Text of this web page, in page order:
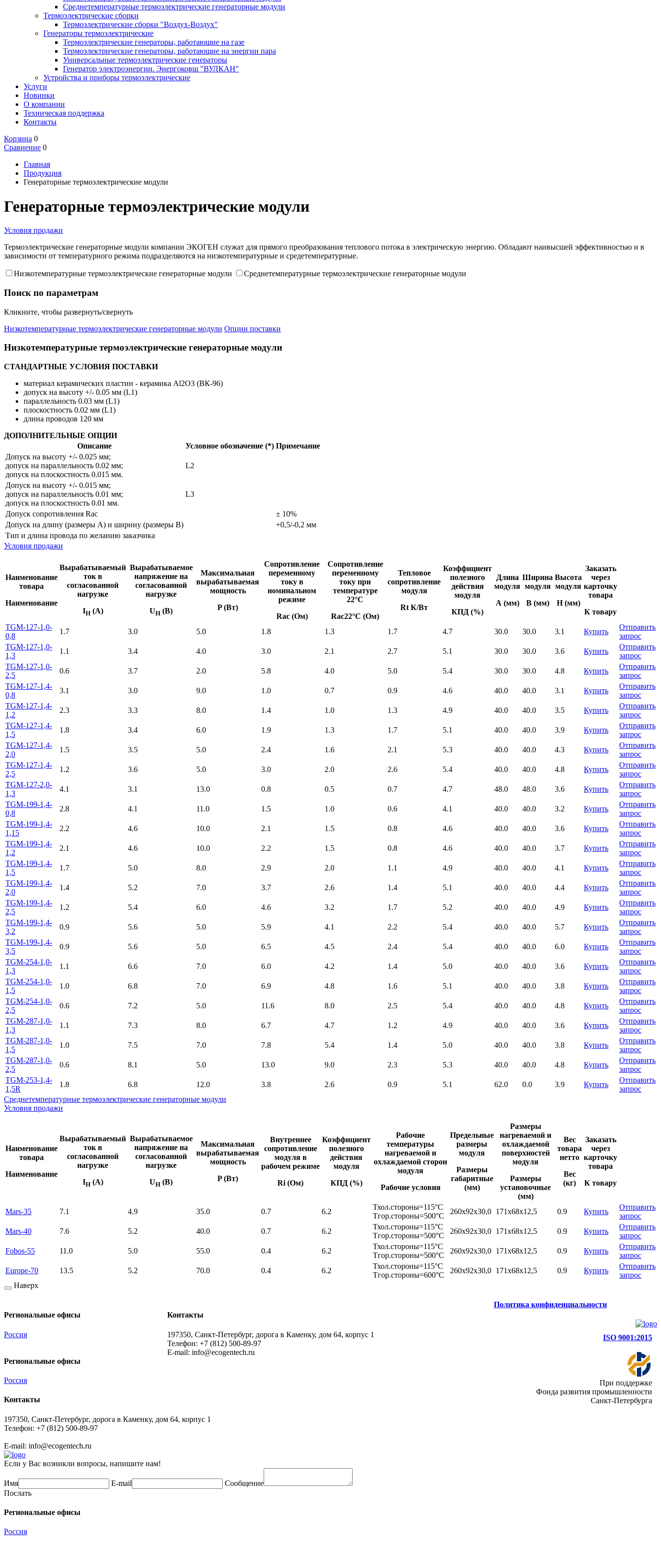
Среднетемпературные термоэлектрические генераторные модули
Термоэлектрические сборки
Термоэлектрические сборки "Воздух-Воздух"
Генераторы термоэлектрические
Термоэлектрические генераторы, работающие на газе
Термоэлектрические генераторы, работающие на энергии пара
Универсальные термоэлектрические генераторы
Генератор электроэнергии. Энергоковш "ВУЛКАН"
Устройства и приборы термоэлектрические
Услуги
Новинки
О компании
Техническая поддержка
Контакты
Корзина 0
Сравнение 0
Главная
Продукция
Генераторные термоэлектрические модули
Генераторные термоэлектрические модули
Условия продажи
Термоэлектрические генераторные модули компании ЭКОГЕН служат для прямого преобразования теплового потока в электрическую энергию. Обладают наивысшей эффективностью и в
зависимости от температурного режима подразделяются на низкотемпературные и средетемпературные.
Низкотемпературные термоэлектрические генераторные модули Среднетемпературные термоэлектрические генераторные модули
Поиск по параметрам
Кликните, чтобы развернуть/свернуть
Низкотемпературные термоэлектрические генераторные модули Опции поставки
Низкотемпературные термоэлектрические генераторные модули
СТАНДАРТНЫЕ УСЛОВИЯ ПОСТАВКИ
материал керамических пластин - керамика Al2O3 (ВК-96)
допуск на высоту +/- 0.05 мм (L1)
параллельность 0.03 мм (L1)
плоскостность 0.02 мм (L1)
длина проводов 120 мм
ДОПОЛНИТЕЛЬНЫЕ ОПЦИИ
Описание
Условное обозначение (*) Примечание
Допуск на высоту +/- 0.025 мм;
допуск на параллельность 0.02 мм;
допуск на плоскостность 0.015 мм.
L2
Допуск на высоту +/- 0.015 мм;
допуск на параллельность 0.01 мм;
допуск на плоскостность 0.01 мм.
L3
Допуск сопротивления Rac ± 10%
Допуск на длину (размеры А) и ширину (размеры В)
+0,5/-0,2 мм
Тип и длина провода по желанию заказчика
Условия продажи
Наименование
товара
Наименование
Вырабатываемый
ток в
согласованной
нагрузке
IН(A)
Вырабатываемое
напряжение на
согласованной
нагрузке
UН (В)
Максимальная
вырабатываемая
мощность
P (Вт)
Сопротивление
переменному
току в
номинальном
режиме
Rac (Ом)
Сопротивление
переменному
току при
температуре
22°С
Rас22°С (Ом)
Тепловое
сопротивление
модуля
Rt К/Вт
Коэффициент
полезного
действия
модуля
КПД (%)
Длина
модуля
А (мм)
Ширина
модуля
B (мм)
Высота
модуля
H (мм)
Заказать
через
карточку
товара
К товару
TGM-127-1,0-
0,8
1.7 3.0 5.0 1.8 1.3 1.7 4.7 30.0 30.0 3.1 Купить
Отправить
запрос
TGM-127-1,0-
1,3
1.1 3.4 4.0 3.0 2.1 2.7 5.1 30.0 30.0 3.6 Купить
Отправить
запрос
TGM-127-1,0-
2,5
0.6 3.7 2.0 5.8 4.0 5.0 5.4 30.0 30.0 4.8 Купить
Отправить
запрос
TGM-127-1,4-
0,8
3.1 3.0 9.0 1.0 0.7 0.9 4.6 40.0 40.0 3.1 Купить
Отправить
запрос
TGM-127-1,4-
1,2
2.3 3.3 8.0 1.4 1.0 1.3 4.9 40.0 40.0 3.5 Купить
Отправить
запрос
TGM-127-1,4-
1,5
1.8 3.4 6.0 1.9 1.3 1.7 5.1 40.0 40.0 3.9 Купить
Отправить
запрос
TGM-127-1,4-
2,0
1.5 3.5 5.0 2.4 1.6 2.1 5.3 40.0 40.0 4.3 Купить
Отправить
запрос
TGM-127-1,4-
2,5
1.2 3.6 5.0 3.0 2.0 2.6 5.4 40.0 40.0 4.8 Купить
Отправить
запрос
TGM-127-2,0-
1,3
4.1 3.1 13.0 0.8 0.5 0.7 4.7 48.0 48.0 3.6 Купить
Отправить
запрос
TGM-199-1,4-
0,8
2.8 4.1 11.0 1.5 1.0 0.6 4.1 40.0 40.0 3.2 Купить
Отправить
запрос
TGM-199-1,4-
1,15
2.2 4.6 10.0 2.1 1.5 0.8 4.6 40.0 40.0 3.6 Купить
Отправить
запрос
TGM-199-1,4-
1,2
2.1 4.6 10.0 2.2 1.5 0.8 4.6 40.0 40.0 3.7 Купить
Отправить
запрос
TGM-199-1,4-
1,5
1.7 5.0 8.0 2.9 2.0 1.1 4.9 40.0 40.0 4.1 Купить
Отправить
запрос
TGM-199-1,4-
2,0
1.4 5.2 7.0 3.7 2.6 1.4 5.1 40.0 40.0 4.4 Купить
Отправить
запрос
TGM-199-1,4-
2,5
1.2 5.4 6.0 4.6 3.2 1.7 5.2 40.0 40.0 4.9 Купить
Отправить
запрос
TGM-199-1,4-
3,2
0.9 5.6 5.0 5.9 4.1 2.2 5.4 40.0 40.0 5.7 Купить
Отправить
запрос
TGM-199-1,4-
3,5
0.9 5.6 5.0 6.5 4.5 2.4 5.4 40.0 40.0 6.0 Купить
Отправить
запрос
TGM-254-1,0-
1,3
1.1 6.6 7.0 6.0 4.2 1.4 5.0 40.0 40.0 3.6 Купить
Отправить
запрос
TGM-254-1,0-
1,5
1.0 6.8 7.0 6.9 4.8 1.6 5.1 40.0 40.0 3.8 Купить
Отправить
запрос
TGM-254-1,0-
2,5
0.6 7.2 5.0 11.6 8.0 2.5 5.4 40.0 40.0 4.8 Купить
Отправить
запрос
TGM-287-1,0-
1,3
1.1 7.3 8.0 6.7 4.7 1.2 4.9 40.0 40.0 3.6 Купить
Отправить
запрос
TGM-287-1,0-
1,5
1.0 7.5 7.0 7.8 5.4 1.4 5.0 40.0 40.0 3.8 Купить
Отправить
запрос
TGM-287-1,0-
2,5
0.6 8.1 5.0 13.0 9.0 2.3 5.3 40.0 40.0 4.8 Купить
Отправить
запрос
TGM-253-1,4-
1,5R
1.8 6.8 12.0 3.8 2.6 0.9 5.1 62.0 0.0 3.9 Купить
Отправить
запрос
Среднетемпературные термоэлектрические генераторные модули
Условия продажи
Наименование
товара
Наименование
Вырабатываемый
ток в
согласованной
нагрузке
IН(A)
Вырабатываемое
напряжение на
согласованной
нагрузке
UН (В)
Максимальная
вырабатываемая
мощность
P (Вт)
Внутреннее
сопротивление
модуля в
рабочем режиме
Ri (Ом)
Коэффициент
полезного
действия
модуля
КПД (%)
Рабочие
температуры
нагреваемой и
охлаждаемой сторон
модуля
Рабочие условия
Предельные
размеры
модуля
Размеры
габаритныe
(мм)
Размеры
нагреваемой и
охлаждаемой
поверхностей
модуля
Размеры
установочные
(мм)
Вес
товара
нетто
Вес
(кг)
Заказать
через
карточку
товара
К товару
Mars-35 7.1 4.9 35.0 0.7 6.2
Тхол.стороны=115°С
Тгор.стороны=500°С
260х92x30,0 171x68х12,5 0.9 Купить
Отправить
запрос
Mars-40
7.6 5.2 40.0 0.7 6.2
Тхол.стороны=115°С
Тгор.стороны=500°С
260х92x30,0 171x68х12,5 0.9 Купить
Отправить
запрос
Fobos-55
11.0 5.0 55.0 0.4 6.2
Тхол.стороны=115°С
Тгор.стороны=500°С
260х92x30,0 171x68х12,5 0.9 Купить
Отправить
запрос
Europe-70
13.5 5.2 70.0 0.4 6.2
Тхол.стороны=115°С
Тгор.стороны=600°С
260х92x30,0 171x68х12,5 0.9 Купить
Отправить
запрос
Наверх
Региональные офисы
Россия
Контакты
197350, Санкт-Петербург, дорога в Каменку, дом 64, корпус 1
Телефон: +7 (812) 500-89-97
E-mail: info@ecogеntech.ru
Политика конфиденциальности
ISO 9001:2015
При поддержке
Фонда развития промышленности
Санкт-Петербурга
Региональные офисы
Россия
Контакты
197350, Санкт-Петербург, дорога в Каменку, дом 64, корпус 1
Телефон: +7 (812) 500-89-97
E-mail: info@ecogеntech.ru
Если у Вас возникли вопросы, напишите нам!
Имя E-mail
Сообщение
Послать
Региональные офисы
Россия